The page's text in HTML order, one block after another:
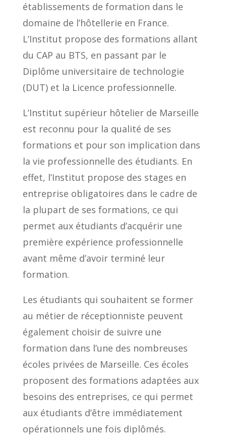
établissements de formation dans le
domaine de l’hôtellerie en France.
L’Institut propose des formations allant
du CAP au BTS, en passant par le
Diplôme universitaire de technologie
(DUT) et la Licence professionnelle.
L’Institut supérieur hôtelier de Marseille
est reconnu pour la qualité de ses
formations et pour son implication dans
la vie professionnelle des étudiants. En
effet, l’Institut propose des stages en
entreprise obligatoires dans le cadre de
la plupart de ses formations, ce qui
permet aux étudiants d’acquérir une
première expérience professionnelle
avant même d’avoir terminé leur
formation.
Les étudiants qui souhaitent se former
au métier de réceptionniste peuvent
également choisir de suivre une
formation dans l’une des nombreuses
écoles privées de Marseille. Ces écoles
proposent des formations adaptées aux
besoins des entreprises, ce qui permet
aux étudiants d’être immédiatement
opérationnels une fois diplômés.